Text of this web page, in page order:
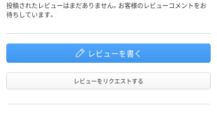
投稿されたレビューはまだありません。お客様のレビューコメントをお
待ちしています。
レビューを書く
レビューをリクエストする